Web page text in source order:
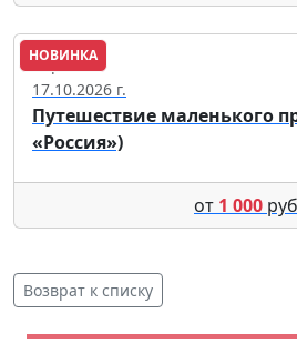
НОВИНКА
Саратов
17.10.2026 г.
Путешествие маленького
«Россия»)
от 1 000
Возврат к списку